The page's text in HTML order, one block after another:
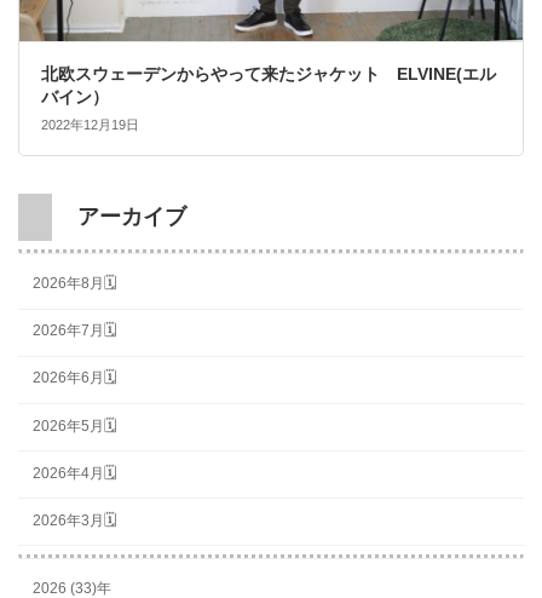
北欧スウェーデンからやって来たジャケット ELVINE(エル
バイン）
2022年12月19日
アーカイブ
2026年8月🗓
2026年7月🗓
2026年6月🗓
2026年5月🗓
2026年4月🗓
2026年3月🗓
2026 (33)年